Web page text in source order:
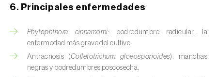
Calabacín (Cucurbita pepo)
Cucurbita spp. )
6. Principales enfermedades
Phytophthora cinnamomi: podredumbre radicular, la
enfermedad más grave del cultivo.
Antracnosis (Colletotrichum gloeosporioides): manchas
negras y podredumbres poscosecha.